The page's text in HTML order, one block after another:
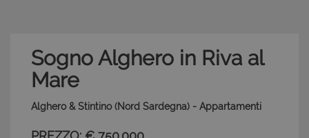
Sogno Alghero in Riva al
Mare
Alghero & Stintino (Nord Sardegna) - Appartamenti